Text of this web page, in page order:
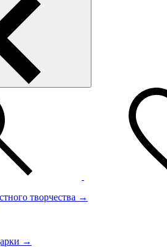
творчества →
→